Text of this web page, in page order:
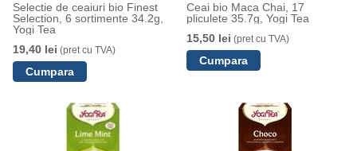
Selectie de ceaiuri bio Finest
Selection, 6 sortimente 34.2g,
Yogi Tea
19,40 lei (pret cu TVA)
Ceai bio Maca Chai, 17
pliculete 35.7g, Yogi Tea
15,50 lei (pret cu TVA)